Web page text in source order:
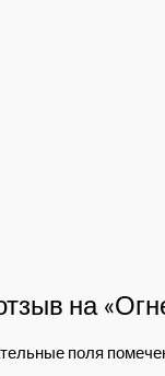
на
поля